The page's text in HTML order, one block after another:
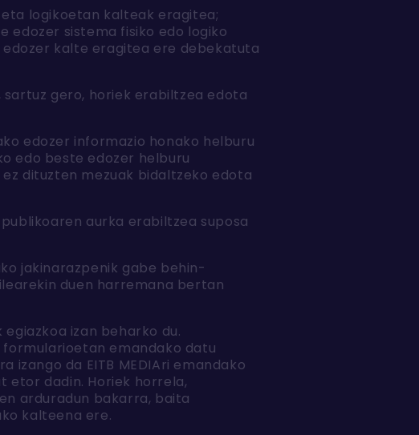
logikoetan kalteak eragitea;
edozer sistema fisiko edo logiko
kalte eragitea ere debekatuta
gero, horiek erabiltzea edota
edozer informazio honako helburu
edo beste edozer helburu
dituzten mezuak bidaltzeko edota
aurka erabiltzea suposa
jakinarazpenik gabe behin-
duen harremana bertan
egiazkoa izan beharko du.
emandako datu
da EITB MEDIAri emandako
etor dadin. Horiek horrela,
arduradun bakarra, baita
kalteena ere.